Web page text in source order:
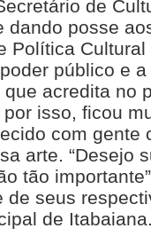
de
dando posse
Política
público e
acredita no
isso, ficou
com gente
arte. “Desejo
tão
de seus
de